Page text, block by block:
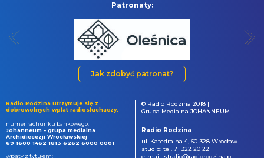
Patronaty:
Jak zdobyć patronat?
Radio Rodzina utrzymuje się z
dobrowolnych wpłat radiosłuchaczy.
numer rachunku bankowego:
Johanneum - grupa medialna
Archidiecezji Wrocławskiej
69 1600 1462 1813 6262 6000 0001
wpłaty z tytułem:
© Radio Rodzina 2018 |
Grupa Medialna JOHANNEUM
Radio Rodzina
ul. Katedralna 4, 50-328 Wrocław
studio: tel. 71 322 20 22